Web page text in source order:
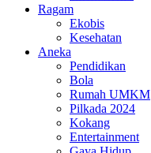
Ragam
Ekobis
Kesehatan
Aneka
Pendidikan
Bola
Rumah UMKM
Pilkada 2024
Kokang
Entertainment